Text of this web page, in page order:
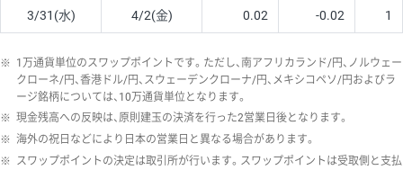
3/31(水) 4/2(金) 0.02 -0.02 1
※ 1万通貨単位のスワップポイントです。ただし、南アフリカランド/円、ノルウェー
クローネ/円、香港ドル/円、スウェーデンクローナ/円、メキシコペソ/円およびラ
ージ銘柄については、10万通貨単位となります。
※ 現金残高への反映は、原則建玉の決済を行った2営業日後となります。
※ 海外の祝日などにより日本の営業日と異なる場合があります。
※ スワップポイントの決定は取引所が行います。スワップポイントは受取側と支払